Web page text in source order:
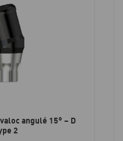
angulé 15° – D
2